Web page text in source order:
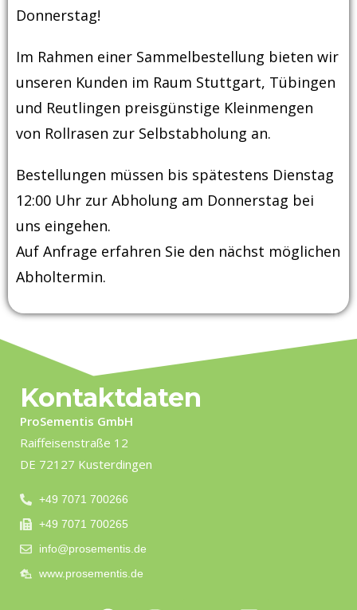
Donnerstag!
Im Rahmen einer Sammelbestellung bieten wir
unseren Kunden im Raum Stuttgart, Tübingen
und Reutlingen preisgünstige Kleinmengen
von Rollrasen zur Selbstabholung an.
Bestellungen müssen bis spätestens Dienstag
12:00 Uhr zur Abholung am Donnerstag bei
uns eingehen.
Auf Anfrage erfahren Sie den nächst möglichen
Abholtermin.
Kontaktdaten
ProSementis GmbH
Raiffeisenstraße 12
DE 72127 Kusterdingen
+49 7071 700266
+49 7071 700265
info@prosementis.de
www.prosementis.de